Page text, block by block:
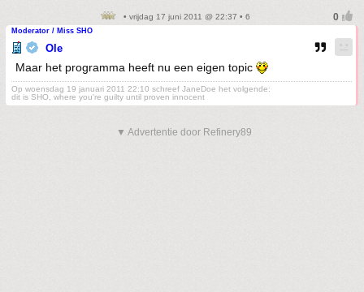
• vrijdag 17 juni 2011 @ 22:37 • 6
Moderator / Miss SHO
Ole
Maar het programma heeft nu een eigen topic
Op woensdag 19 januari 2011 22:10 schreef JaneDoe het volgende:
dit is SHO, where you're guilty until proven innocent
▼ Advertentie door Refinery89